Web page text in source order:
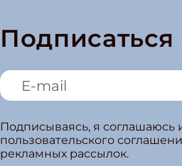
Подписаться
Подписываясь, я
пользовательского
рекламных рассылок.